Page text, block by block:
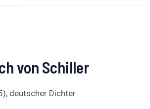
von Schiller
deutscher Dichter